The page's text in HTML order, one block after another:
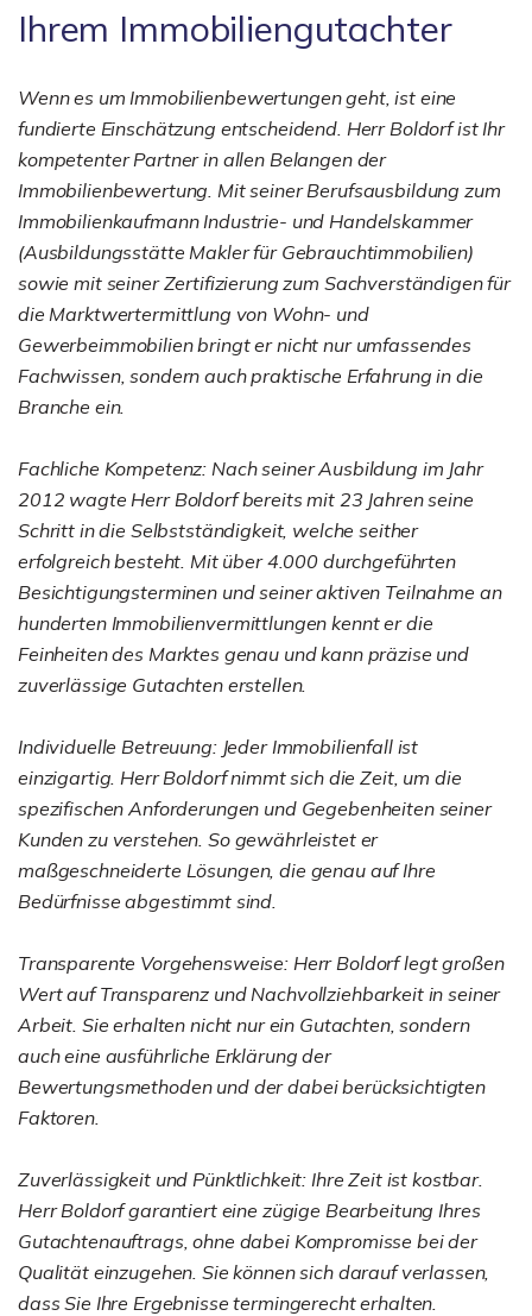
Ihrem Immobiliengutachter
Wenn es um Immobilienbewertungen geht, ist eine
fundierte Einschätzung entscheidend. Herr Boldorf ist Ihr
kompetenter Partner in allen Belangen der
Immobilienbewertung. Mit seiner Berufsausbildung zum
Immobilienkaufmann Industrie- und Handelskammer
(Ausbildungsstätte Makler für Gebrauchtimmobilien)
sowie mit seiner Zertifizierung zum Sachverständigen für
die Marktwertermittlung von Wohn- und
Gewerbeimmobilien bringt er nicht nur umfassendes
Fachwissen, sondern auch praktische Erfahrung in die
Branche ein.
Fachliche Kompetenz: Nach seiner Ausbildung im Jahr
2012 wagte Herr Boldorf bereits mit 23 Jahren seine
Schritt in die Selbstständigkeit, welche seither
erfolgreich besteht. Mit über 4.000 durchgeführten
Besichtigungsterminen und seiner aktiven Teilnahme an
hunderten Immobilienvermittlungen kennt er die
Feinheiten des Marktes genau und kann präzise und
zuverlässige Gutachten erstellen.
Individuelle Betreuung: Jeder Immobilienfall ist
einzigartig. Herr Boldorf nimmt sich die Zeit, um die
spezifischen Anforderungen und Gegebenheiten seiner
Kunden zu verstehen. So gewährleistet er
maßgeschneiderte Lösungen, die genau auf Ihre
Bedürfnisse abgestimmt sind.
Transparente Vorgehensweise: Herr Boldorf legt großen
Wert auf Transparenz und Nachvollziehbarkeit in seiner
Arbeit. Sie erhalten nicht nur ein Gutachten, sondern
auch eine ausführliche Erklärung der
Bewertungsmethoden und der dabei berücksichtigten
Faktoren.
Zuverlässigkeit und Pünktlichkeit: Ihre Zeit ist kostbar.
Herr Boldorf garantiert eine zügige Bearbeitung Ihres
Gutachtenauftrags, ohne dabei Kompromisse bei der
Qualität einzugehen. Sie können sich darauf verlassen,
dass Sie Ihre Ergebnisse termingerecht erhalten.